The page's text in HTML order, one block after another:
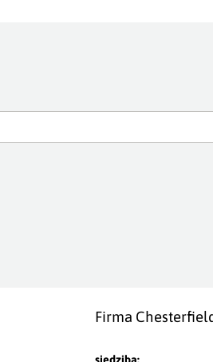
Firma
siedziba: